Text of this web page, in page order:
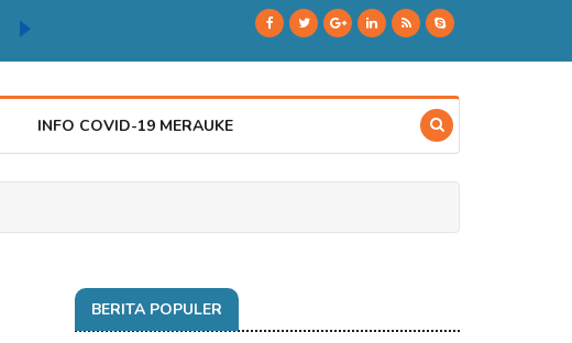
INFO COVID-19 MERAUKE
BERITA POPULER